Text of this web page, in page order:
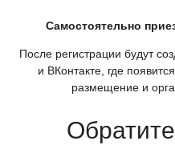
Самостоятельно
После регистрации будут
и ВКонтакте, где
размещение и